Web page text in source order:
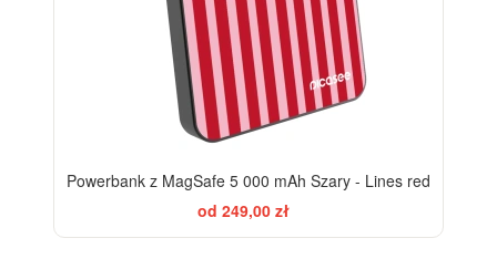
Powerbank z MagSafe 5 000 mAh Szary - Lines red
od 249,00 zł